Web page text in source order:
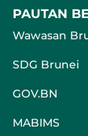
PAUTAN
Wawasan
SDG Brunei
GOV.BN
MABIMS